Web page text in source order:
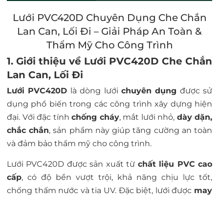
Lưới PVC420D Chuyên Dụng Che Chắn
Lan Can, Lối Đi – Giải Pháp An Toàn &
Thẩm Mỹ Cho Công Trình
1. Giới thiệu về Lưới PVC420D Che Chắn
Lan Can, Lối Đi
Lưới PVC420D là dòng lưới chuyên dụng được sử
dụng phổ biến trong các công trình xây dựng hiện
đại. Với đặc tính chống cháy, mắt lưới nhỏ, dày dặn,
chắc chắn, sản phẩm này giúp tăng cường an toàn
và đảm bảo thẩm mỹ cho công trình.
Lưới PVC420D được sản xuất từ chất liệu PVC cao
cấp, có độ bền vượt trội, khả năng chịu lực tốt,
chống thấm nước và tia UV. Đặc biệt, lưới được may